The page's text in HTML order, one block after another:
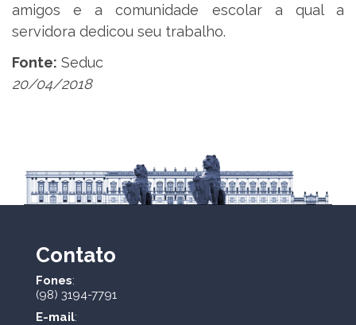
amigos e a comunidade escolar a qual a
servidora dedicou seu trabalho.
Fonte: Seduc
20/04/2018
Contato
Fones:
(98) 3194-7791
E-mail: